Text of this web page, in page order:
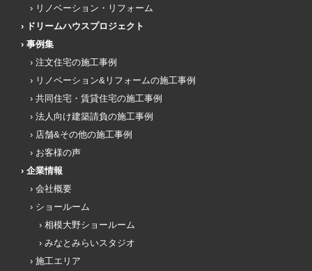
リノベーション・リフォーム
ドリームハウスプロジェクト
事例集
注文住宅の施工事例
リノベーション&リフォームの施工事例
共同住宅・賃貸住宅の施工事例
法人向け建築請負の施工事例
店舗&その他の施工事例
お客様の声
企業情報
会社概要
ショールーム
相模大野ショールーム
みなとみらいスタジオ
施工エリア